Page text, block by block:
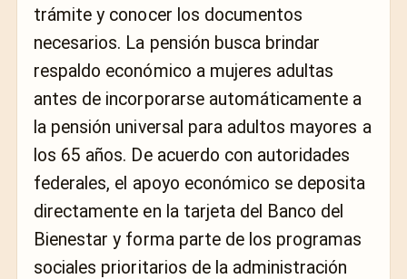
trámite y conocer los documentos
necesarios. La pensión busca brindar
respaldo económico a mujeres adultas
antes de incorporarse automáticamente a
la pensión universal para adultos mayores a
los 65 años. De acuerdo con autoridades
federales, el apoyo económico se deposita
directamente en la tarjeta del Banco del
Bienestar y forma parte de los programas
sociales prioritarios de la administración